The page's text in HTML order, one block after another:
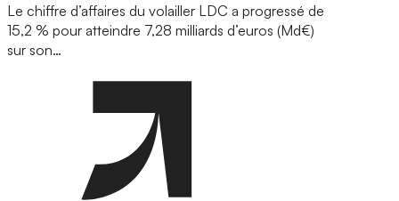
Le chiffre d’affaires du volailler LDC a progressé de
15,2 % pour atteindre 7,28 milliards d’euros (Md€)
sur son…